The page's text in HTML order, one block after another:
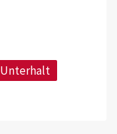
Unterhalt